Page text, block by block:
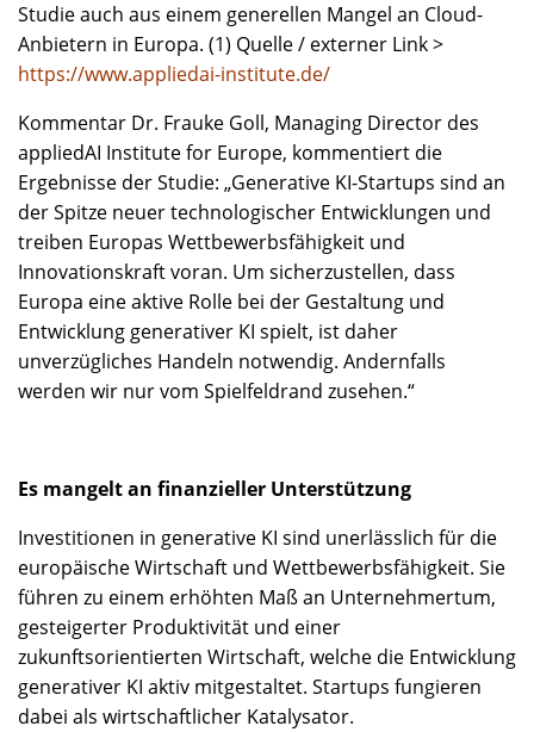
Studie auch aus einem generellen Mangel an Cloud-
Anbietern in Europa. (1) Quelle / externer Link >
https://www.appliedai-institute.de/
Kommentar Dr. Frauke Goll, Managing Director des
appliedAI Institute for Europe, kommentiert die
Ergebnisse der Studie: „Generative KI-Startups sind an
der Spitze neuer technologischer Entwicklungen und
treiben Europas Wettbewerbsfähigkeit und
Innovationskraft voran. Um sicherzustellen, dass
Europa eine aktive Rolle bei der Gestaltung und
Entwicklung generativer KI spielt, ist daher
unverzügliches Handeln notwendig. Andernfalls
werden wir nur vom Spielfeldrand zusehen.“
Es mangelt an finanzieller Unterstützung
Investitionen in generative KI sind unerlässlich für die
europäische Wirtschaft und Wettbewerbsfähigkeit. Sie
führen zu einem erhöhten Maß an Unternehmertum,
gesteigerter Produktivität und einer
zukunftsorientierten Wirtschaft, welche die Entwicklung
generativer KI aktiv mitgestaltet. Startups fungieren
dabei als wirtschaftlicher Katalysator.